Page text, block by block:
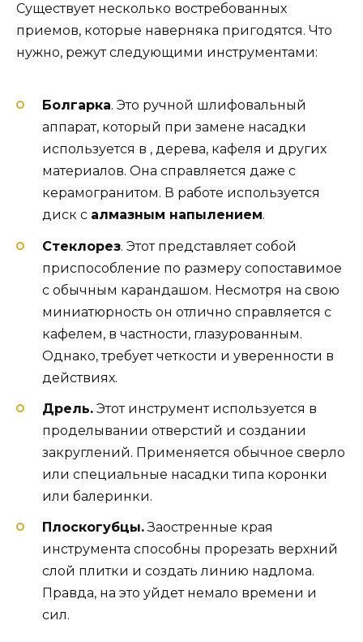
Существует несколько востребованных
приемов, которые наверняка пригодятся. Что
нужно, режут следующими инструментами:
Болгарка. Это ручной шлифовальный
аппарат, который при замене насадки
используется в , дерева, кафеля и других
материалов. Она справляется даже с
керамогранитом. В работе используется
диск с алмазным напылением.
Стеклорез. Этот представляет собой
приспособление по размеру сопоставимое
с обычным карандашом. Несмотря на свою
миниатюрность он отлично справляется с
кафелем, в частности, глазурованным.
Однако, требует четкости и уверенности в
действиях.
Дрель. Этот инструмент используется в
проделывании отверстий и создании
закруглений. Применяется обычное сверло
или специальные насадки типа коронки
или балеринки.
Плоскогубцы.Заостренные края
инструмента способны прорезать верхний
слой плитки и создать линию надлома.
Правда, на это уйдет немало времени и
сил.